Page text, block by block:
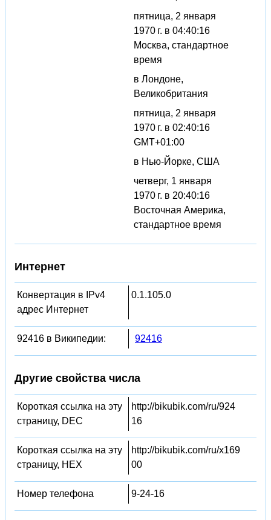
пятница, 2 января
1970 г. в 04:40:16
Москва, стандартное
время
в Лондоне,
Великобритания
пятница, 2 января
1970 г. в 02:40:16
GMT+01:00
в Нью-Йорке, США
четверг, 1 января
1970 г. в 20:40:16
Восточная Америка,
стандартное время
Интернет
Конвертация в IPv4
адрес Интернет
0.1.105.0
92416 в Википедии: 92416
Другие свойства числа
Короткая ссылка на эту
страницу, DEC
http://bikubik.com/ru/924
16
Короткая ссылка на эту
страницу, HEX
http://bikubik.com/ru/x169
00
Номер телефона 9-24-16